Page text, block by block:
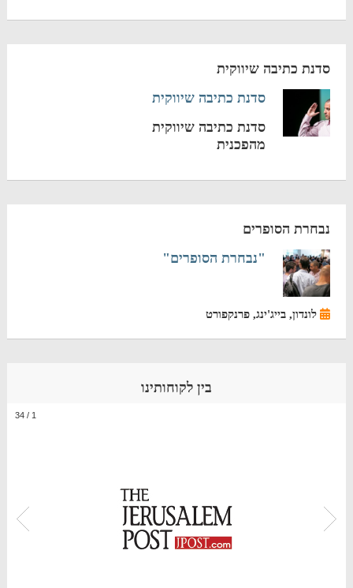
סדנת כתיבה שיווקית
סדנת כתיבה שיווקית
סדנת כתיבה שיווקית
מהפכנית
נבחרת הסופרים
"נבחרת הסופרים"
לונדון, בייג'ינג, פרנקפורט
בין לקוחותינו
1
/
34